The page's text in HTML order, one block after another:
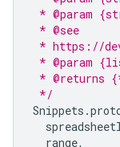
* @param
* @see
* https://
* @param
* @returns
*/
Snippets .
range,